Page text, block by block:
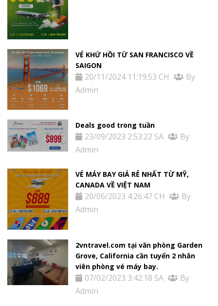
VÉ KHỨ HỒI TỪ SAN FRANCISCO VỀ
SAIGON
20/11/2024 11:19:53 CH
By
Admin
Deals good trong tuần
23/09/2023 2:53:22 SA
By
Admin
VÉ MÁY BAY GIÁ RẺ NHẤT TỪ MỸ,
CANADA VỀ VIỆT NAM
20/06/2023 4:26:47 CH
By
Admin
2vntravel.com tại văn phòng Garden
Grove, California cần tuyển 2 nhân
viên phòng vé máy bay.
07/02/2023 3:42:18 SA
By
Admin